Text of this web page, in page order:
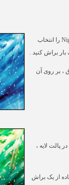
را انتخاب
براش کنید .
، بر روی آن
پالت لایه ،
از یک براش